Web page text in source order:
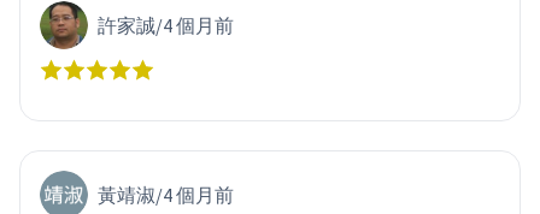
許家誠/4 個月前
黃靖淑/4 個月前